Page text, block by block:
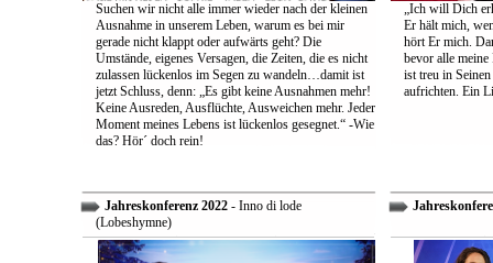
Suchen wir nicht alle immer wieder nach der kleinen
Ausnahme in unserem Leben, warum es bei mir
gerade nicht klappt oder aufwärts geht? Die
Umstände, eigenes Versagen, die Zeiten, die es nicht
zulassen lückenlos im Segen zu wandeln…damit ist
jetzt Schluss, denn: „Es gibt keine Ausnahmen mehr!
Keine Ausreden, Ausflüchte, Ausweichen mehr. Jeder
Moment meines Lebens ist lückenlos gesegnet.“ -Wie
das? Hör´ doch rein!
„Ich will Dich
Er hält mich,
hört Er mich.
bevor alle
ist treu in
aufrichten. Ein
Jahreskonferenz 2022- Inno di lode
(Lobeshymne)